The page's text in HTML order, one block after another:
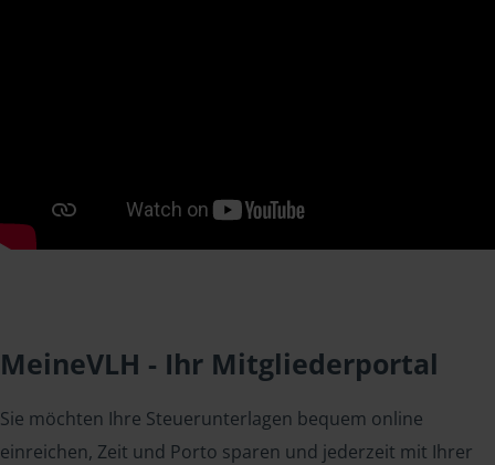
MeineVLH - Ihr Mitgliederportal
Sie möchten Ihre Steuerunterlagen bequem online
einreichen, Zeit und Porto sparen und jederzeit mit Ihrer